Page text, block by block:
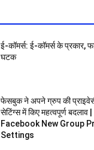
ई-कॉमर्स: ई-कॉमर्स के प्रकार,
घटक
फेसबुक ने अपने ग्रुप की
सेटिंग्स में किए महत्वपूर्ण बदलाव |
Facebook New Group
Settings